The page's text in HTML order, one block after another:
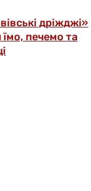
дріжджі»
печемо та